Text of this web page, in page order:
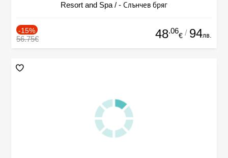
Resort and Spa / - Слънчев бряг
-15%
56.75€ 48.06
€ / 94лв.